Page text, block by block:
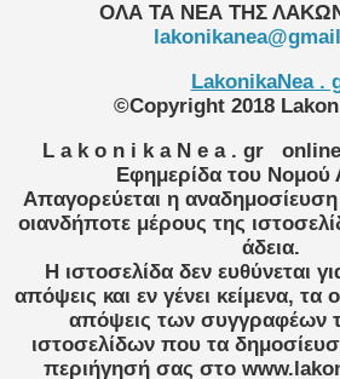
ΟΛΑ ΤΑ ΝΕΑ ΤΗΣ
LakonikaNea .
©Copyright 2018
L a k o n i k a N e a . gr
online
Εφημερίδα του Νομού
Απαγορεύεται η
οιανδήποτε μέρους της
άδεια.
Η ιστοσελίδα δεν ευθύνεται
απόψεις και εν γένει κείμενα, τα
απόψεις των συγγραφέων
ιστοσελίδων που τα
περιήγησή σας στο